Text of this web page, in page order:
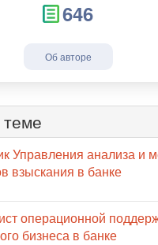
646
Об авторе
Управления анализа и
взыскания в банке
операционной
бизнеса в банке